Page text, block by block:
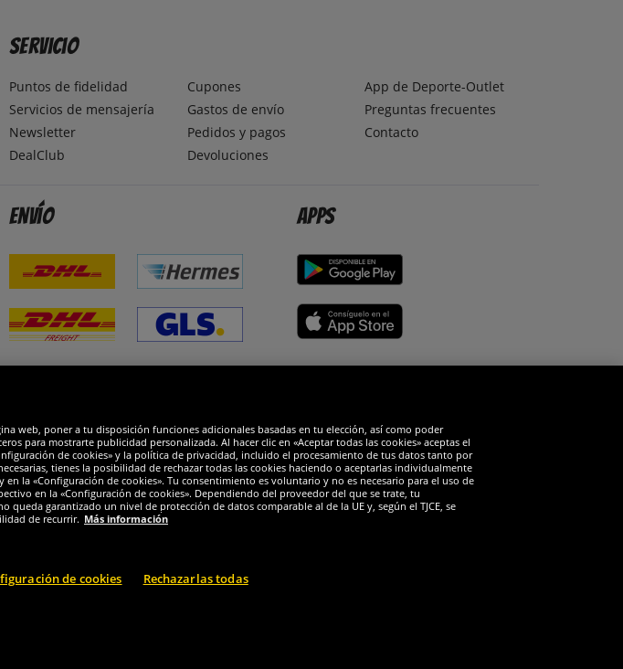
Servicio
Puntos de fidelidad
Servicios de mensajería
Newsletter
DealClub
Cupones
Gastos de envío
Pedidos y pagos
Devoluciones
App de Deporte-Outlet
Preguntas frecuentes
Contacto
Envío Apps
web, poner a tu disposición funciones adicionales basadas en tu elección, así como poder
para mostrarte publicidad personalizada. Al hacer clic en «Aceptar todas las cookies» aceptas el
de cookies» y la política de privacidad, incluido el procesamiento de tus datos tanto por
tienes la posibilidad de rechazar todas las cookies haciendo o aceptarlas individualmente
la «Configuración de cookies». Tu consentimiento es voluntario y no es necesario para el uso de
en la «Configuración de cookies». Dependiendo del proveedor del que se trate, tu
garantizado un nivel de protección de datos comparable al de la UE y, según el TJCE, se
de recurrir. Más información
de cookies Rechazarlas todas